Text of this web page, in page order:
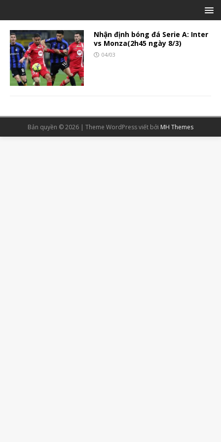
Nhận định bóng đá Serie A: Inter
vs Monza(2h45 ngày 8/3)
04/03
Bản quyền © 2026 | Theme WordPress viết bởi MH Themes